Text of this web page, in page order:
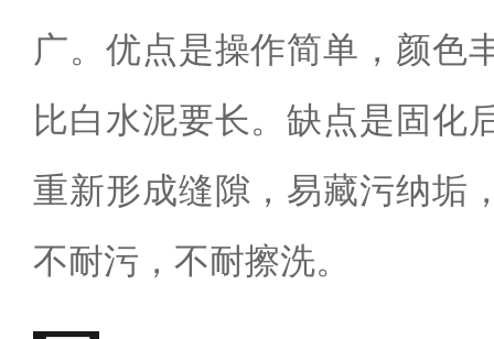
广。优点是操作简单，颜色
比白水泥要长。缺点是固化
重新形成缝隙，易藏污纳垢
不耐污，不耐擦洗。